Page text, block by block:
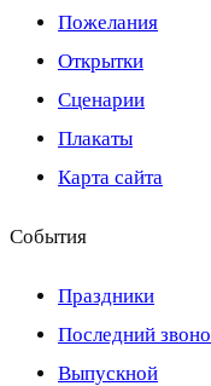
Пожелания
Открытки
Сценарии
Плакаты
Карта сайта
События
Праздники
Последний
Выпускной